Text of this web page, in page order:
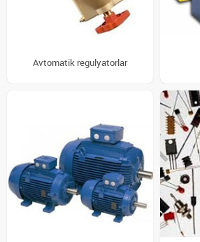
Avtomatik regulyatorlar